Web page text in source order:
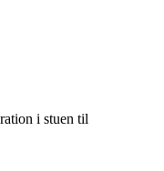
i stuen til